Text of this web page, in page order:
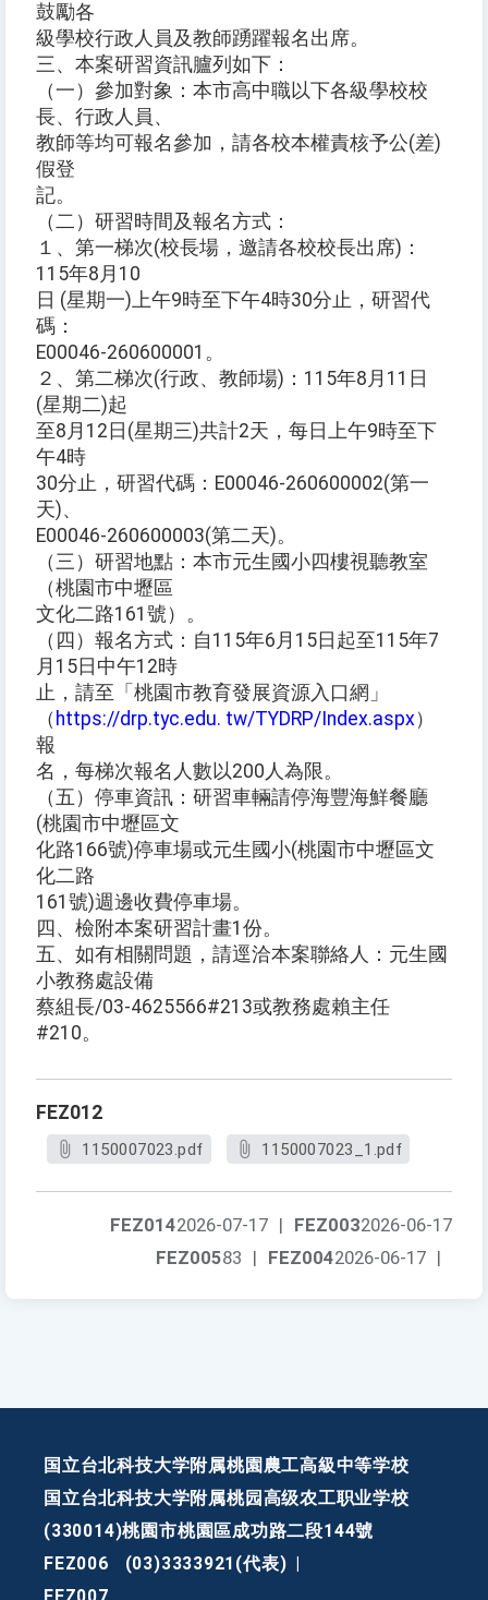
鼓勵各
級學校行政人員及教師踴躍報名出席。
三、本案研習資訊臚列如下：
（一）參加對象：本市高中職以下各級學校校
長、行政人員、
教師等均可報名參加，請各校本權責核予公(差)
假登
記。
（二）研習時間及報名方式：
１、第一梯次(校長場，邀請各校校長出席)：
115年8月10
日 (星期一)上午9時至下午4時30分止，研習代
碼：
E00046-260600001。
２、第二梯次(行政、教師場)：115年8月11日
(星期二)起
至8月12日(星期三)共計2天，每日上午9時至下
午4時
30分止，研習代碼：E00046-260600002(第一
天)、
E00046-260600003(第二天)。
（三）研習地點：本市元生國小四樓視聽教室
（桃園市中壢區
文化二路161號）。
（四）報名方式：自115年6月15日起至115年7
月15日中午12時
止，請至「桃園市教育發展資源入口網」
（ https://drp.tyc.edu. tw/TYDRP/Index.aspx）
報
名，每梯次報名人數以200人為限。
（五）停車資訊：研習車輛請停海豐海鮮餐廳
(桃園市中壢區文
化路166號)停車場或元生國小(桃園市中壢區文
化二路
161號)週邊收費停車場。
四、檢附本案研習計畫1份。
五、如有相關問題，請逕洽本案聯絡人：元生國
小教務處設備
蔡組長/03-4625566#213或教務處賴主任
#210。
FEZ012
1150007023.pdf 1150007023_1.pdf
FEZ0032026-06-17
FEZ0142026-07-17 |
FEZ0042026-06-17 |
FEZ00583 |
国立台北科技大学附属桃園農工高級中等学校
国立台北科技大学附属桃园高级农工职业学校
(330014)桃園市桃園區成功路二段144號
FEZ006
(03)3333921(代表)